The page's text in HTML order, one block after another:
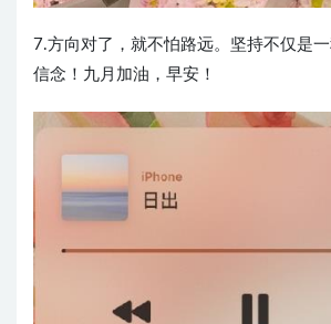
7.方向对了，就不怕路远。坚持不仅是
信念！九月加油，早安！